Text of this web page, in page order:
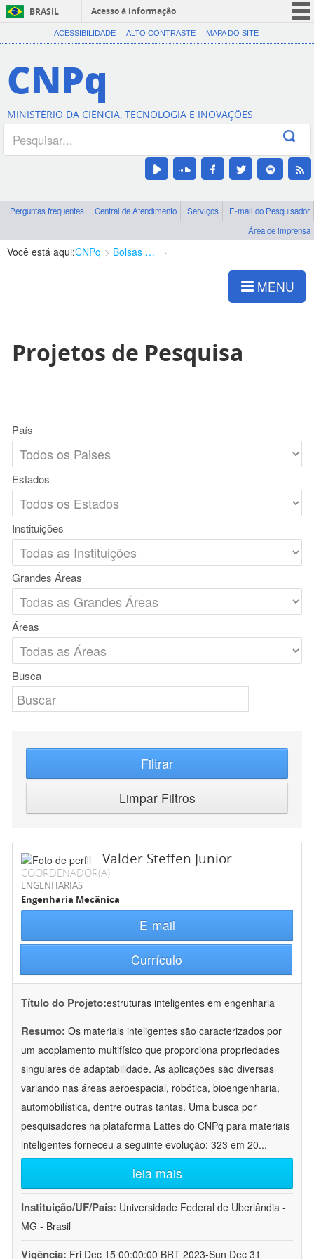
BRASIL
Acesso à informação
CORONAVÍRUS (COVID-19)
Canais
ACESSIBILIDADE ALTO CONTRASTE MAPA DO SITE
CNPq
MINISTÉRIO DA CIÊNCIA, TECNOLOGIA E INOVAÇÕES
Perguntas frequentes Central de Atendimento Serviços
E-mail do Pesquisador
Área de imprensa
Você está aqui:CNPq Bolsas e Auxílios Vigentes
MENU
Projetos de Pesquisa
País
Estados
Instituições
Grandes Áreas
Áreas
Busca
Filtrar
Limpar Filtros
Valder Steffen Junior
COORDENADOR(A)
ENGENHARIAS
Engenharia Mecânica
E-mail
Currículo
Título do Projeto:estruturas inteligentes em engenharia
Resumo: Os materiais inteligentes são caracterizados por
um acoplamento multifísico que proporciona propriedades
singulares de adaptabilidade. As aplicações são diversas
variando nas áreas aeroespacial, robótica, bioengenharia,
automobilística, dentre outras tantas. Uma busca por
pesquisadores na plataforma Lattes do CNPq para materiais
inteligentes forneceu a seguinte evolução: 323 em 20...
leia mais
Instituição/UF/País: Universidade Federal de Uberlândia -
MG - Brasil
Vigência: Fri Dec 15 00:00:00 BRT 2023-Sun Dec 31